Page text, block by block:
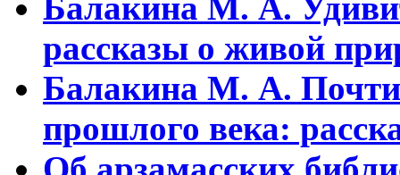
рассказы о живой
Балакина М. А. Почти
прошлого века: